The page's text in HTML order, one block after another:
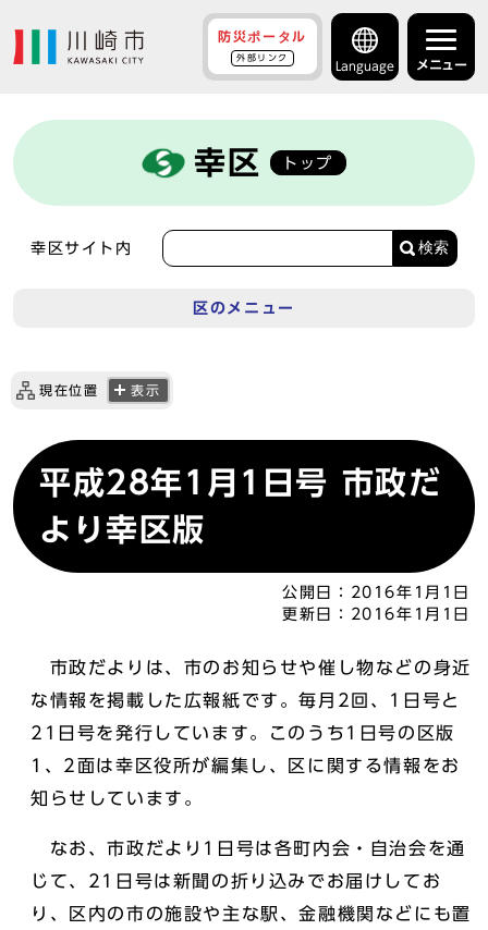
防災ポータル
外部リンク
Language メニュー
幸区 トップ
幸区サイト内 検索
区のメニュー
現在位置 表示
平成28年1月1日号 市政だ
より幸区版
公開日：
2016年1月1日
更新日：
2016年1月1日
市政だよりは、市のお知らせや催し物などの身近
な情報を掲載した広報紙です。毎月2回、1日号と
21日号を発行しています。このうち1日号の区版
1、2面は幸区役所が編集し、区に関する情報をお
知らせしています。
なお、市政だより1日号は各町内会・自治会を通
じて、21日号は新聞の折り込みでお届けしてお
り、区内の市の施設や主な駅、金融機関などにも置